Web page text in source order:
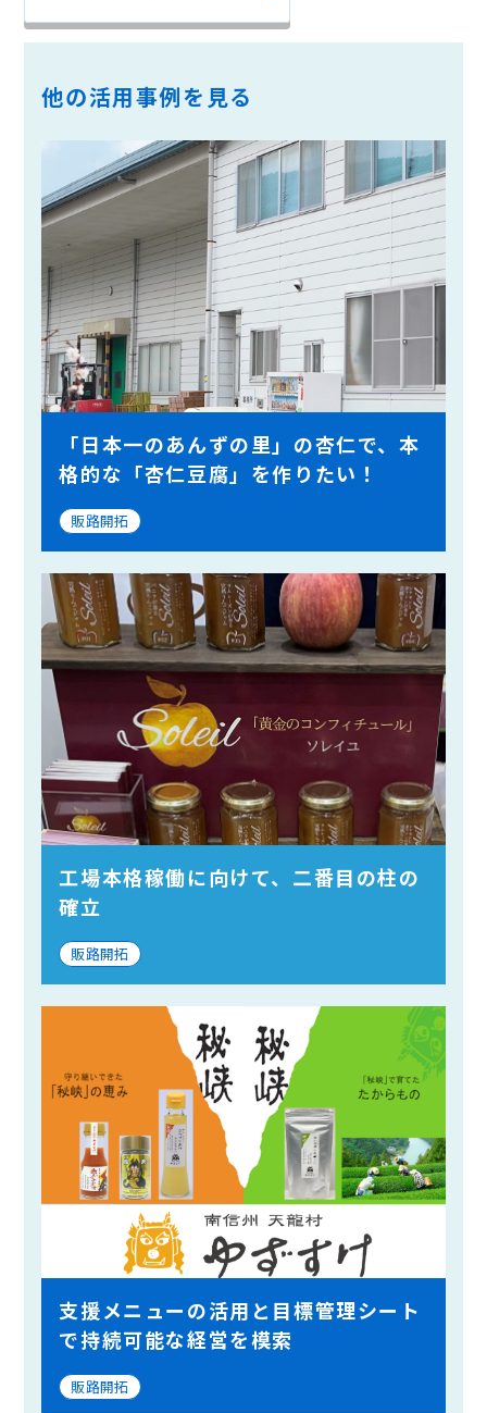
他の活用事例を見る
「日本一のあんずの里」の杏仁で、本
格的な「杏仁豆腐」を作りたい！
販路開拓
工場本格稼働に向けて、二番目の柱の
確立
販路開拓
支援メニューの活用と目標管理シート
で持続可能な経営を模索
販路開拓